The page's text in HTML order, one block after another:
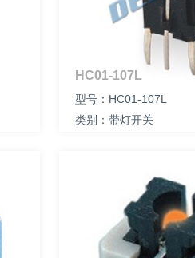
HC01-107L
型号：HC01-107L
类别：带灯开关